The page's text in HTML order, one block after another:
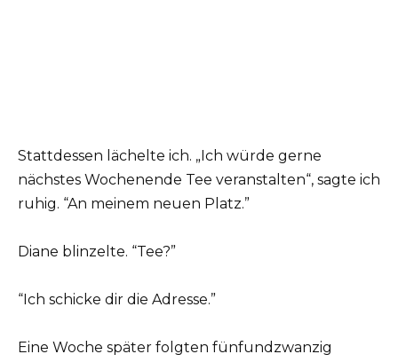
Stattdessen lächelte ich. „Ich würde gerne
nächstes Wochenende Tee veranstalten“, sagte ich
ruhig. “An meinem neuen Platz.”
Diane blinzelte. “Tee?”
“Ich schicke dir die Adresse.”
Eine Woche später folgten fünfundzwanzig